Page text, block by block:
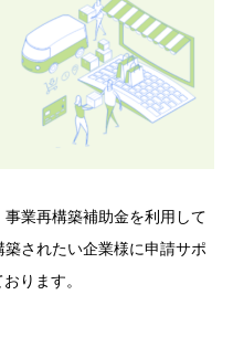
事業再構築補助金を利用して
されたい企業様に申請サポ
ります。